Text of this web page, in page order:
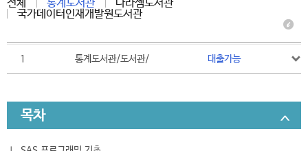
전체 통계도서관
나라셈도서관
국가데이터인재개발원도서관
1 통계도서관/도서관/ 대출가능
목차